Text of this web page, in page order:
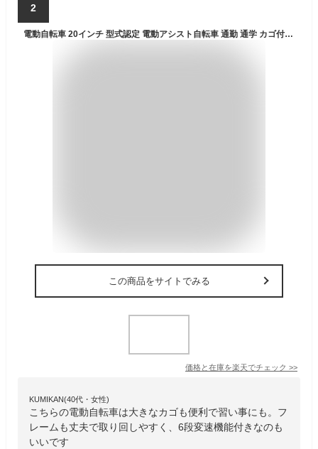
2
電動自転車 20インチ 型式認定 電動アシスト自転車 通勤 通学 カゴ付 6段変速機 Airbike bicycle-209assist 電動 アシスト 自転車 アシスト自転車
この商品をサイトでみる
価格と在庫を楽天でチェック >>
KUMIKAN(40代・女性)
こちらの電動自転車は大きなカゴも便利で習い事にも。フ
レームも丈夫で取り回しやすく、6段変速機能付きなのも
いいです